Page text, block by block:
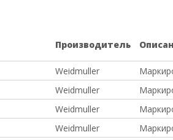
Производитель
Weidmuller
Weidmuller
Weidmuller
Weidmuller